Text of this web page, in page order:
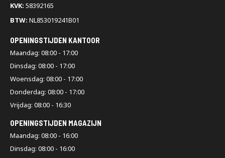
KVK: 58392165
BTW: NL853019241B01
OPENINGSTIJDEN KANTOOR
Maandag: 08:00 - 17:00
Dinsdag: 08:00 - 17:00
Woensdag: 08:00 - 17:00
Donderdag: 08:00 - 17:00
Vrijdag: 08:00 - 16:30
OPENINGSTIJDEN MAGAZIJN
Maandag: 08:00 - 16:00
Dinsdag: 08:00 - 16:00